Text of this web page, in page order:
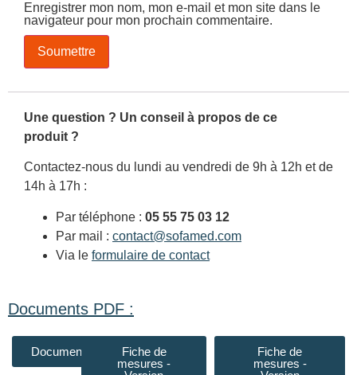
Enregistrer mon nom, mon e-mail et mon site dans le
navigateur pour mon prochain commentaire.
Une question ? Un conseil à propos de ce
produit ?
Contactez-nous du lundi au vendredi de 9h à 12h et de
14h à 17h :
Par téléphone : 05 55 75 03 12
Par mail : contact@sofamed.com
Via le formulaire de contact
Documents PDF :
Documentation
Fiche de
mesures -
Fiche de
mesures -